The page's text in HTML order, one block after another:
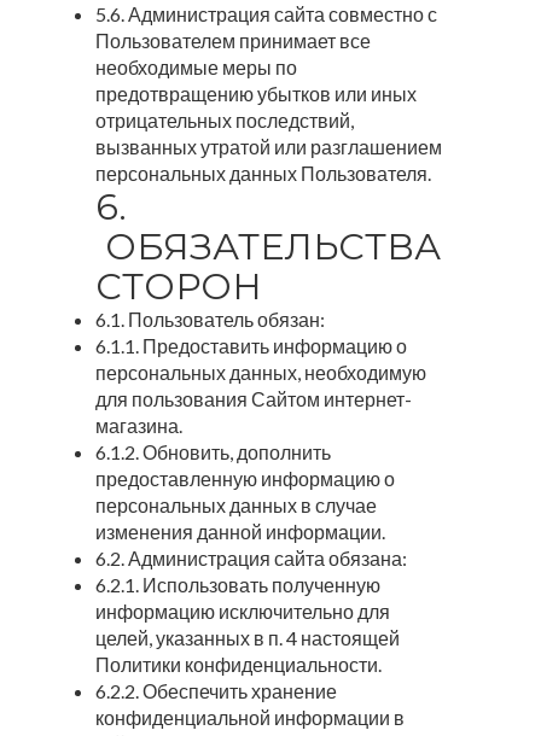
5.6. Администрация сайта совместно с
Пользователем принимает все
необходимые меры по
предотвращению убытков или иных
отрицательных последствий,
вызванных утратой или разглашением
персональных данных Пользователя.
6.
ОБЯЗАТЕЛЬСТВА
СТОРОН
6.1. Пользователь обязан:
6.1.1. Предоставить информацию о
персональных данных, необходимую
для пользования Сайтом интернет-
магазина.
6.1.2. Обновить, дополнить
предоставленную информацию о
персональных данных в случае
изменения данной информации.
6.2. Администрация сайта обязана:
6.2.1. Использовать полученную
информацию исключительно для
целей, указанных в п. 4 настоящей
Политики конфиденциальности.
6.2.2. Обеспечить хранение
конфиденциальной информации в